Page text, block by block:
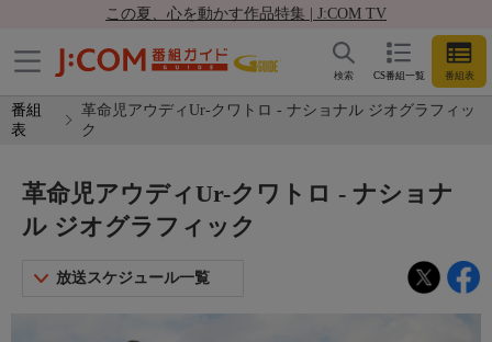
この夏、心を動かす作品特集 | J:COM TV
CS番組一覧 番組表
検索
番組
表
革命児アウディUr-クワトロ - ナショナル ジオグラフィッ
ク
革命児アウディUr-クワトロ - ナショナ
ル ジオグラフィック
放送スケジュール一覧